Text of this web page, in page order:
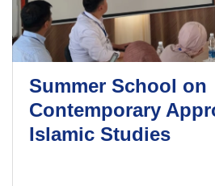
Summer School on
Contemporary
Islamic Studies